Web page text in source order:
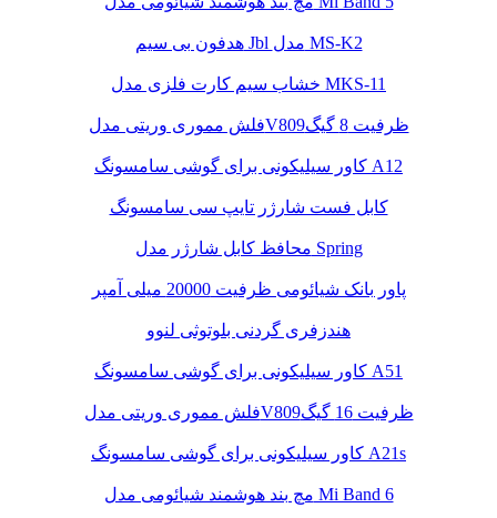
هدفون بی سیم Jbl مدل MS-K2
خشاب سیم کارت فلزی مدل MKS-11
فلش مموری وریتی مدلV809ظرفیت 8 گیگ
کاور سیلیکونی برای گوشی سامسونگ A12
کابل فست شارژر تایپ سی سامسونگ
محافظ کابل شارژر مدل Spring
پاور بانک شیائومی ظرفیت 20000 میلی آمپر
هندزفری گردنی بلوتوثی لنوو
کاور سیلیکونی برای گوشی سامسونگ A51
فلش مموری وریتی مدلV809ظرفیت 16 گیگ
کاور سیلیکونی برای گوشی سامسونگ A21s
مچ بند هوشمند شیائومی مدل Mi Band 6